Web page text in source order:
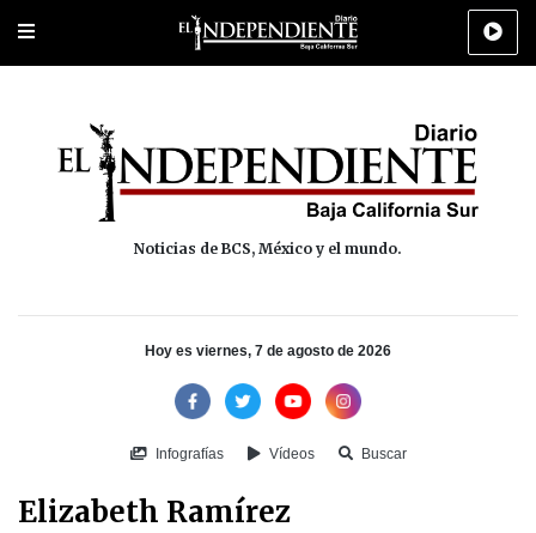
Portada Los Cabos Policiaca Deportes Cultura
Noticias de BCS, México y el mundo.
Hoy es viernes, 7 de agosto de 2026
Infografías Vídeos Buscar
Elizabeth Ramírez